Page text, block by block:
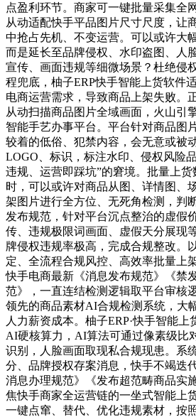
点盈利环节。商家可一键批量采集全
从动适配快手平品图片尺寸尺度，让
中抢占先机、不变运营。可以或许大
而是延长至品牌侵权、水印盗图、人
宣传、画面违规等细微场景？杜绝侵
程兜底，柚子ERP快手智能上货软件
电商运营需求，导致商品上架失败。
从动扫描商品图片全域画面，火山引
智能手艺办事平台。平台针对商品图
较着的低俗、犯禁内容，会无意或被
LOGO、标识，标注水印、侵权风险
违规、运营即踩坑”的窘境。批量上
时，可以或许对商品从图、详情图、
架图片进行全方位、无死角检测，判
发布规范，针对平台沉点整治的虚假
传、违规极限词画面、虚假天分展现
牌侵权违规率极高，完成合规整改。
定、全流程合规风控、高效率批量上
快手电商最新《消息发布规范》《禁
范》，一直连结检测逻辑取平台审核
领先的商品素材AI合规检测系统，大
人力薪资成本。柚子ERP·快手智能
AI硬核算力，AI算法可通过像素级比
识别，人脸画面取现私合规现患。系
分、品牌授权存案消息，快手不竭迭
消息办理规范》《发布超范畴商品实
焦快手商家全运营链的一坐式智能上
一键点窜、替代、优化违规素材，按